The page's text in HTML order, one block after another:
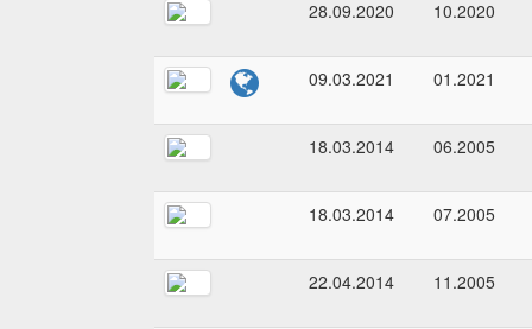
28.09.2020 10.2020
09.03.2021 01.2021
18.03.2014 06.2005
18.03.2014 07.2005
22.04.2014 11.2005